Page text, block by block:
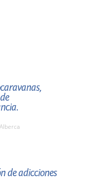
de adicciones